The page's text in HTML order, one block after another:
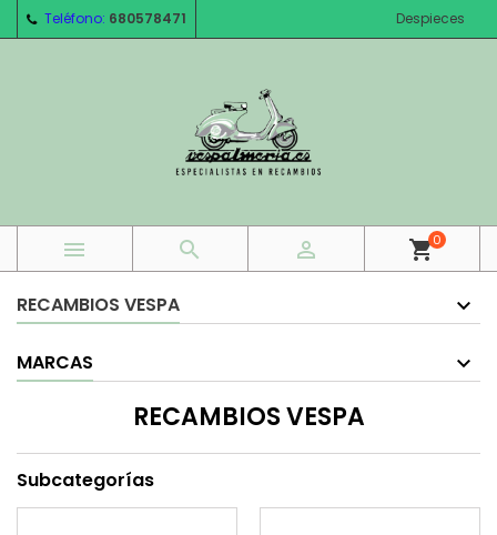
Teléfono: 680578471 Despieces
   shopping_cart0
RECAMBIOS VESPA
MARCAS
RECAMBIOS VESPA
Subcategorías